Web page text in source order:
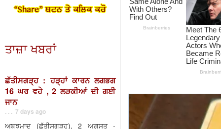
ਤਾਜ਼ਾ ਖਬਰਾਂ
ਛੱਤੀਸਗੜ੍ਹ : ਹੜ੍ਹਾਂ ਕਾਰਨ ਲਗਭਗ
16 ਘਰ ਵਹੇ , 2 ਲੜਕੀਆਂ ਦੀ ਗਈ
ਜਾਨ
. . . 7 days ago
ਅਬੂਝਮਾਦ (ਛੱਤੀਸਗੜ੍ਹ), 2 ਅਗਸਤ -